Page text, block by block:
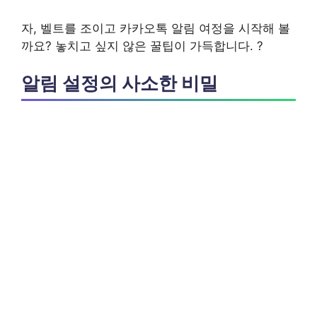
자, 벨트를 조이고 카카오톡 알림 여정을 시작해 볼
까요? 놓치고 싶지 않은 꿀팁이 가득합니다. ?
알림 설정의 사소한 비밀